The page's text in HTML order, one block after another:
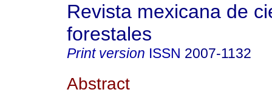
Revista mexicana de
forestales
Print version ISSN 2007-1132
Abstract